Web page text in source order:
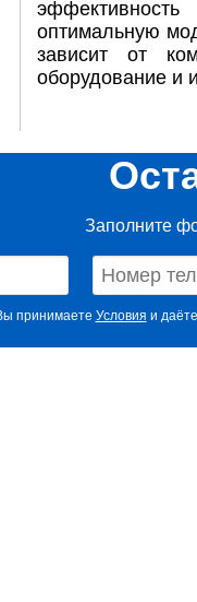
оптимальную
зависит от
оборудование и
Заполните
принимаете Условия и